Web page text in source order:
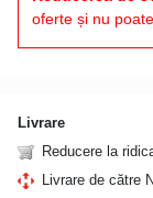
oferte și nu
Livrare
Reducere la
Livrare de către